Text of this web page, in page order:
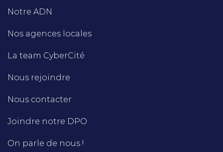
Notre ADN
Nos agences locales
La team CyberCité
Nous rejoindre
Nous contacter
Joindre notre DPO
On parle de nous !